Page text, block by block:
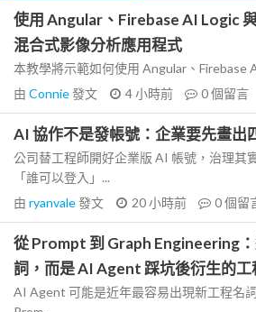
使用 Angular、Firebase AI Logic
混合式影像分析應用程式
本教學將示範如何使用 Angular、Firebase
由 Connie發文 4 小時前 0個留言
AI 協作不是發帳號：企業要先畫出
公司替工程師開好企業版 AI 帳號，治理其
「誰可以登入」...
由 ryanvale發文 20 小時前 0個留
從 Prompt 到 Graph Engineering
詞，而是 AI Agent 踩坑後衍生的工
AI Agent 可能是近年最容易出現新工程名